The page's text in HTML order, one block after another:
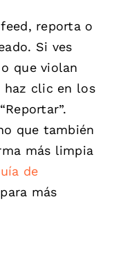
reporta o
Si ves
que violan
haz clic en los
que también
más limpia
de
para más